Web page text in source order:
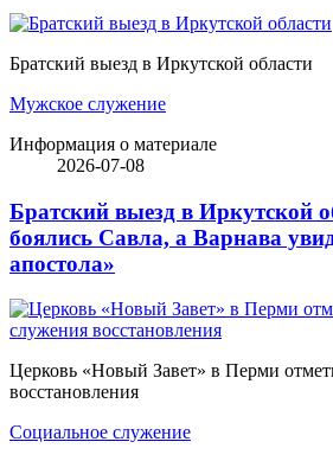
Братский выезд в Иркутской области
Мужское служение
Информация о материале
2026-07-08
Братский выезд в Иркутской
боялись Савла, а Варнава
апостола»
Церковь «Новый Завет» в Перми
восстановления
Социальное служение